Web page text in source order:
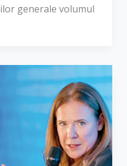
generale volumul